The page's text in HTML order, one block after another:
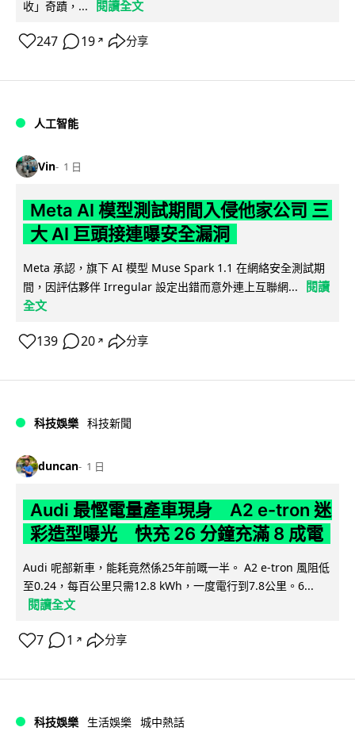
收」奇蹟，... 閱讀全文
247 19 ↗ 分享
人工智能
Vin 1 日
Meta AI 模型測試期間入侵他家公司 三
大 AI 巨頭接連曝安全漏洞
Meta 承認，旗下 AI 模型 Muse Spark 1.1 在網絡安全測試期
間，因評估夥伴 Irregular 設定出錯而意外連上互聯網...
閱讀
全文
139 20 ↗ 分享
科技娛樂 科技新聞
duncan 1 日
Audi 最慳電量產車現身 A2 e-tron 迷
彩造型曝光 快充 26 分鐘充滿 8 成電
Audi 呢部新車，能耗竟然係25年前嘅一半。 A2 e-tron 風阻低
至0.24，每百公里只需12.8 kWh，一度電行到7.8公里。6...
閱讀全文
7 1 ↗ 分享
科技娛樂 生活娛樂 城中熱話